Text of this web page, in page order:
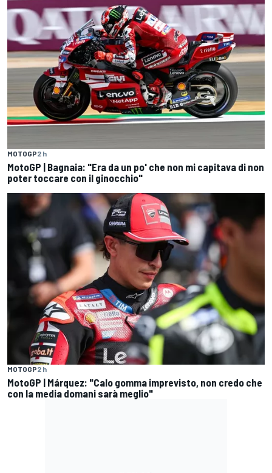
MOTOGP2 h
MotoGP | Bagnaia: "Era da un po' che non mi capitava di non
poter toccare con il ginocchio"
MOTOGP2 h
MotoGP | Márquez: "Calo gomma imprevisto, non credo che
con la media domani sarà meglio"